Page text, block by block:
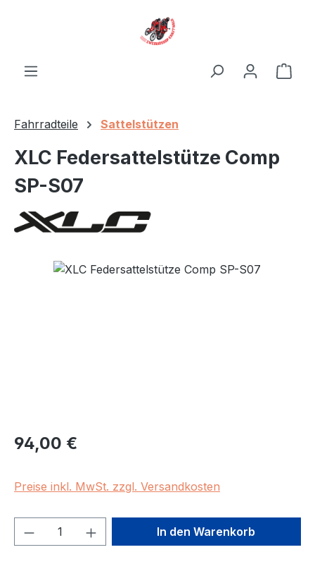
Fahrradteile Sattelstützen
XLC Federsattelstütze Comp
SP-S07
Bildergalerie überspringen
Regulärer Preis:
94,00 €
Preise inkl. MwSt. zzgl. Versandkosten
Produkt Anzahl: Gib denIn den Warenkorb